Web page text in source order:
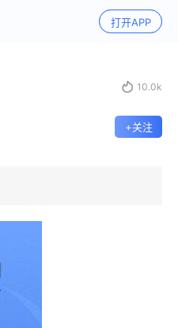
打开APP
 10.0k
+关注